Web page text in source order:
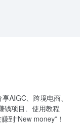
AIGC、跨境电商、
钱项目、使用教程
到“New money”！